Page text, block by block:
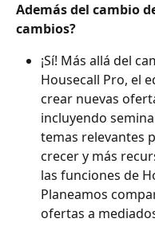
Además del cambio
cambios?
¡Sí! Más allá del
Housecall Pro, el
crear nuevas
incluyendo
temas relevantes
crecer y más
las funciones de
Planeamos
ofertas a